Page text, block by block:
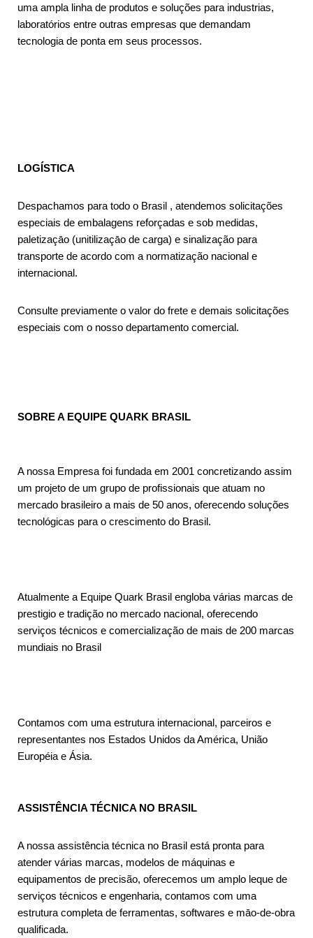
uma ampla linha de produtos e soluções para industrias,
laboratórios entre outras empresas que demandam
tecnologia de ponta em seus processos.
LOGÍSTICA
Despachamos para todo o Brasil , atendemos solicitações
especiais de embalagens reforçadas e sob medidas,
paletizaçāo (unitilizaçāo de carga) e sinalização para
transporte de acordo com a normatização nacional e
internacional.
Consulte previamente o valor do frete e demais solicitações
especiais com o nosso departamento comercial.
SOBRE A EQUIPE QUARK BRASIL
A nossa Empresa foi fundada em 2001 concretizando assim
um projeto de um grupo de profissionais que atuam no
mercado brasileiro a mais de 50 anos, oferecendo soluções
tecnológicas para o crescimento do Brasil.
Atualmente a Equipe Quark Brasil engloba várias marcas de
prestigio e tradição no mercado nacional, oferecendo
serviços técnicos e comercialização de mais de 200 marcas
mundiais no Brasil
Contamos com uma estrutura internacional, parceiros e
representantes nos Estados Unidos da América, União
Européia e Ásia.
ASSISTÊNCIA TÉCNICA NO BRASIL
A nossa assistência técnica no Brasil está pronta para
atender várias marcas, modelos de máquinas e
equipamentos de precisão, oferecemos um amplo leque de
serviços técnicos e engenharia, contamos com uma
estrutura completa de ferramentas, softwares e māo-de-obra
qualificada.